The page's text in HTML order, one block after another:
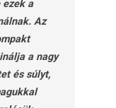
a
Az
a nagy
és súlyt,